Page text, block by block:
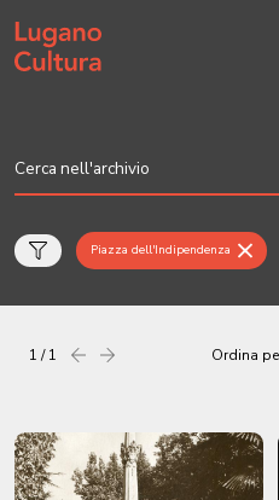
Home page
Piazza dell'Indipendenza
1 / 1 Precedentesuccessiva Ordina